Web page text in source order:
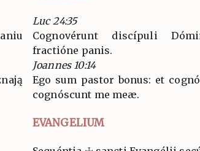
Luc 24:35
Cognovérunt discípuli
fractióne panis.
Joannes 10:14
Ego sum pastor bonus: et
cognóscunt me meæ.
EVANGELIUM